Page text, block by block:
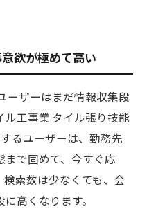
欲が極めて高い
ーザーはまだ情報収集段
工事業 タイル張り技能
るユーザーは、勤務先
で固めて、今すぐ応
索数は少なくても、会
高くなります。